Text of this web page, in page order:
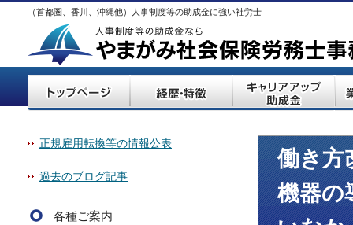
（首都圏、香川、沖縄他）人事制度等の助成金に強い社労士
働き方
機器の
正規雇用転換等の情報公表
過去のブログ記事
各種ご案内